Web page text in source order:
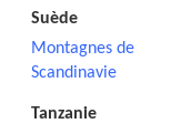
Suède
Montagnes de
Scandinavie
Tanzanie